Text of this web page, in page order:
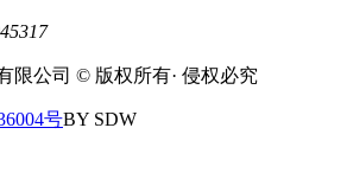
限公司 © 版权所有· 侵权必究
号BY SDW